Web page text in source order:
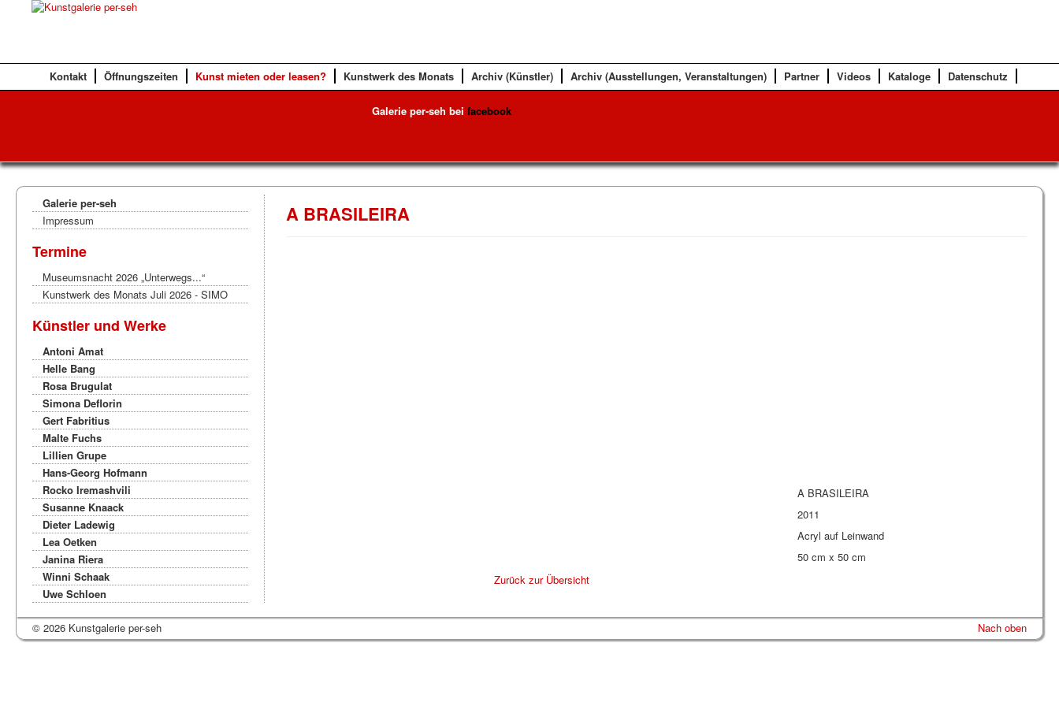
Kontakt Öffnungszeiten Kunst mieten oder leasen? Kunstwerk des Monats Archiv (Künstler) Archiv (Ausstellungen, Veranstaltungen) Partner Videos Kataloge Datenschutz
Galerie per-seh bei facebook
Galerie per-seh
Impressum
Termine
Museumsnacht 2026 „Unterwegs...“
Kunstwerk des Monats Juli 2026 - SIMO
Künstler und Werke
Antoni Amat
Helle Bang
Rosa Brugulat
Simona Deflorin
Gert Fabritius
Malte Fuchs
Lillien Grupe
Hans-Georg Hofmann
Rocko Iremashvili
Susanne Knaack
Dieter Ladewig
Lea Oetken
Janina Riera
Winni Schaak
Uwe Schloen
A BRASILEIRA
A BRASILEIRA
2011
Acryl auf Leinwand
50 cm x 50 cm
Zurück zur Übersicht
Nach oben
© 2026 Kunstgalerie per-seh